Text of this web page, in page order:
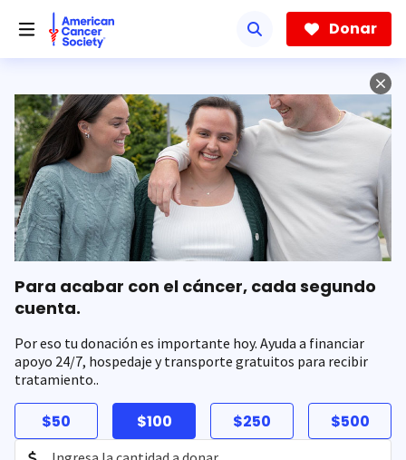
hacia
contenido
Donar
Para acabar con el cáncer, cada segundo
cuenta.
Por eso tu donación es importante hoy. Ayuda a financiar
apoyo 24/7, hospedaje y transporte gratuitos para recibir
tratamiento..
$50 $100 $250 $500